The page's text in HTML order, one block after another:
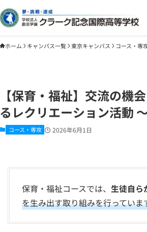
ホーム キャンパス一覧 東京キャンパス コース・専
【保育・福祉】交流の機
るレクリエーション活動
コース・専攻 2026年6月1日
保育・福祉コースでは、 生徒自ら
を生み出す取り組みを行っていま